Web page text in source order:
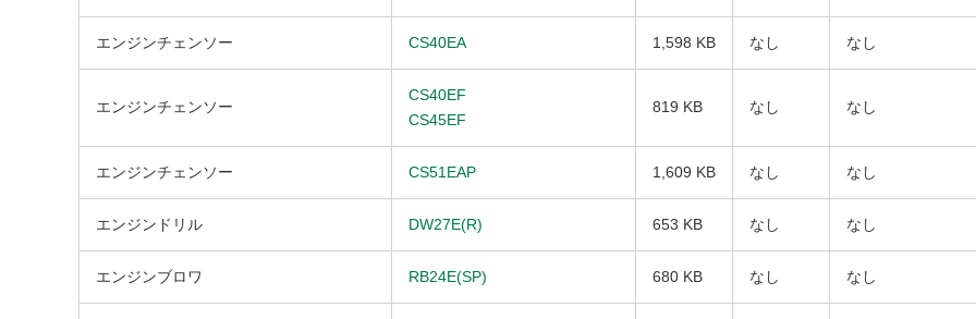
エンジンチェンソー CS40EA 1,598 KB なし なし
エンジンチェンソー
CS40EF
CS45EF
819 KB なし なし
エンジンチェンソー CS51EAP 1,609 KB なし なし
エンジンドリル DW27E(R) 653 KB なし なし
エンジンブロワ RB24E(SP) 680 KB なし なし